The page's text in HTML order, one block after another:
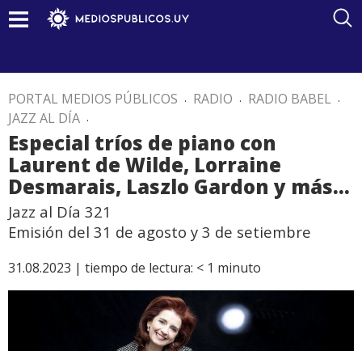
PORTAL MEDIOS PÚBLICOS . RADIO . RADIO BABEL .
JAZZ AL DÍA .
Especial tríos de piano con
Laurent de Wilde, Lorraine
Desmarais, Laszlo Gardon y más...
Jazz al Día 321
Emisión del 31 de agosto y 3 de setiembre
31.08.2023 | tiempo de lectura: < 1 minuto